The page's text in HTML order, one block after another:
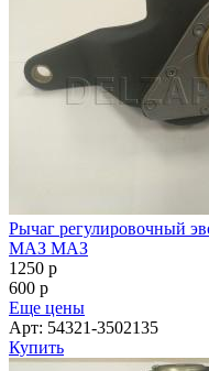
Рычаг регулировочный
МАЗ МАЗ
1250 p
600 p
Еще цены
Арт: 54321-3502135
Купить